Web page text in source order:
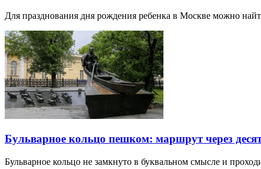
Для празднования дня рождения ребенка в Москве можно
Бульварное кольцо пешком: маршрут через
Бульварное кольцо не замкнуто в буквальном смысле и